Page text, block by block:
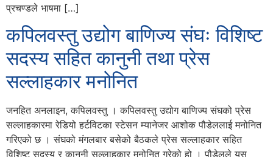
प्रचण्डले भाषमा […]
कपिलवस्तु उद्योग बाणिज्य संघः विशिष्ट
सदस्य सहित कानुनी तथा प्रेस
सल्लाहकार मनोनित
जनहित अनलाइन, कपिलवस्तु । कपिलवस्तु उद्योग बाणिज्य संघको प्रेस
सल्लाहकारमा रेडियो हर्टविटका स्टेसन म्यानेजर आशोक पौडेललाई मनोनित
गरिएको छ । संघको मंगलबार बसेको बैठकले प्रेस सल्लाहकार सहित
विशिष्ट सदस्य र कानुनी सल्लाहकार मनोनित गरेको हो । पौडेलले यस